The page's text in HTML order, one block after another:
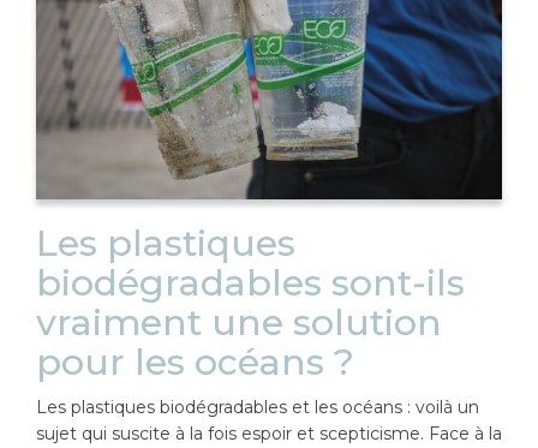
Les plastiques
biodégradables sont-ils
vraiment une solution
pour les océans ?
Les plastiques biodégradables et les océans : voilà un
sujet qui suscite à la fois espoir et scepticisme. Face à la